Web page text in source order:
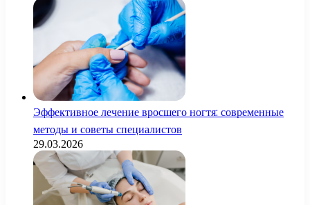
Эффективное лечение вросшего ногтя: современные
методы и советы специалистов
29.03.2026